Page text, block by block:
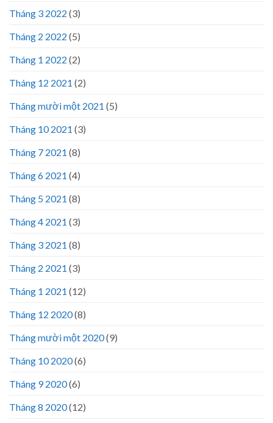
Tháng 3 2022 (3)
Tháng 2 2022 (5)
Tháng 1 2022 (2)
Tháng 12 2021 (2)
Tháng mười một 2021 (5)
Tháng 10 2021 (3)
Tháng 7 2021 (8)
Tháng 6 2021 (4)
Tháng 5 2021 (8)
Tháng 4 2021 (3)
Tháng 3 2021 (8)
Tháng 2 2021 (3)
Tháng 1 2021 (12)
Tháng 12 2020(8)
Tháng mười một 2020(9)
Tháng 10 2020(6)
Tháng 9 2020(6)
Tháng 8 2020(12)